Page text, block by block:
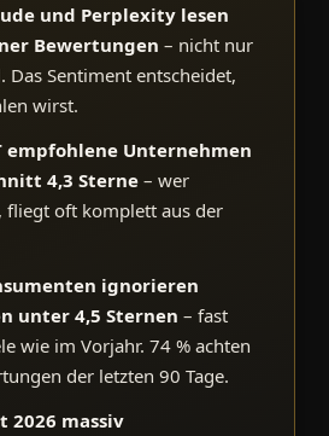
und Perplexity lesen
Bewertungen – nicht nur
Das Sentiment entscheidet,
wirst.
empfohlene Unternehmen
4,3 Sterne – wer
fliegt oft komplett aus der
ignorieren
unter 4,5 Sternen – fast
wie im Vorjahr. 74 % achten
der letzten 90 Tage.
2026 massiv